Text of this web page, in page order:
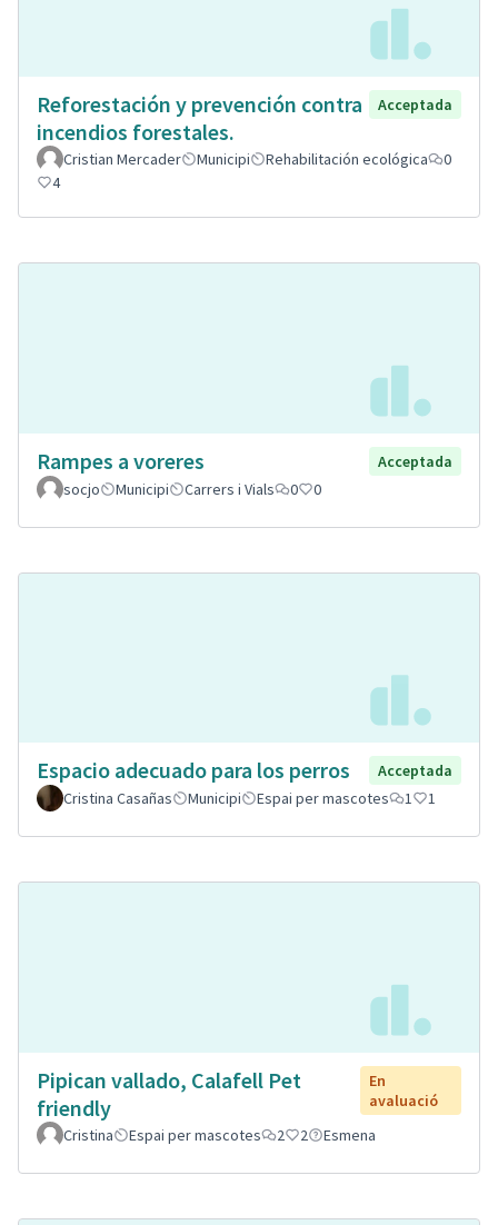
Reforestación y prevención contra
incendios forestales.
Acceptada
Cristian Mercader Municipi Rehabilitación ecológica
0
4
Rampes a voreres
Acceptada
socjo
Municipi Carrers i Vials 0 0
Espacio adecuado para los perros
Acceptada
Cristina Casañas
Municipi Espai per mascotes 1 1
Pipican vallado, Calafell Pet
friendly
En
avaluació
Cristina
Espai per mascotes 2 2 Esmena